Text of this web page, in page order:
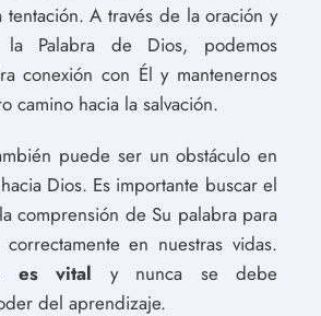
tentación. A través de la oración y
Palabra de Dios, podemos
conexión con Él y mantenernos
camino hacia la salvación.
puede ser un obstáculo en
Dios. Es importante buscar el
comprensión de Su palabra para
en nuestras vidas.
es vital y nunca se debe
del aprendizaje.